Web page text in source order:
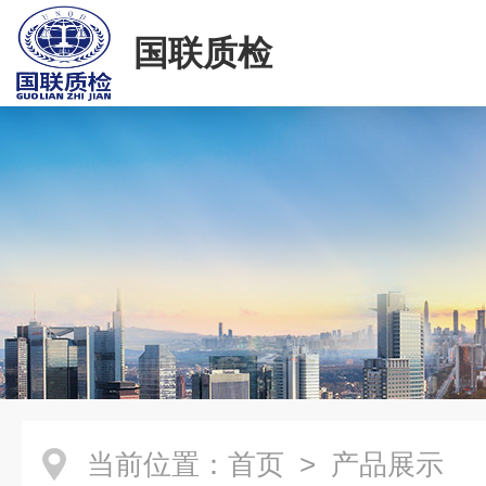
国联质检
当前位置： 首页 > 产品展示